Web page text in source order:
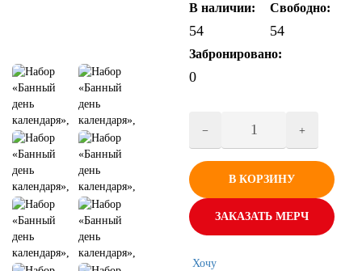
В наличии:
54
Свободно:
54
Забронировано:
0
В КОРЗИНУ
ЗАКАЗАТЬ МЕРЧ
Хочу